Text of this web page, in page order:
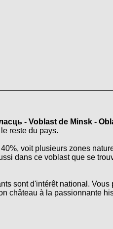
- Voblast de Minsk -
reste du pays.
voit plusieurs zones
dans ce voblast que se
sont d'intérêt national.
château à la passionnante